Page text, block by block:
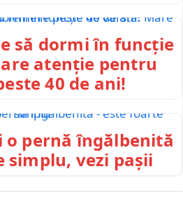
să dormi în funcție
atenție pentru
40 de ani!
o pernă îngălbenită
simplu, vezi pașii